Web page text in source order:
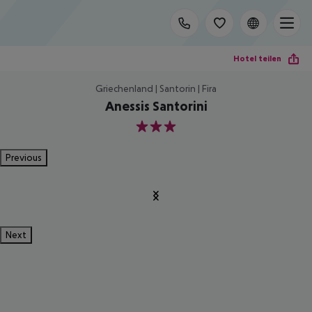
Hotel teilen
Griechenland | Santorin | Fira
Anessis Santorini
3
Previous
Next